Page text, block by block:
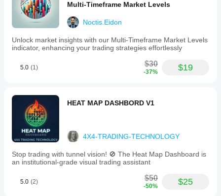
Multi-Timeframe Market Levels
Noctis.Eidon
Unlock market insights with our Multi-Timeframe Market Levels
indicator, enhancing your trading strategies effortlessly
5.0 (1) $30
-37% $19
HEAT MAP DASHBORD V1
4X4-TRADING-TECHNOLOGY
Stop trading with tunnel vision! 🚫 The Heat Map Dashboard is
an institutional-grade visual trading assistant
5.0 (2) $50
-50% $25